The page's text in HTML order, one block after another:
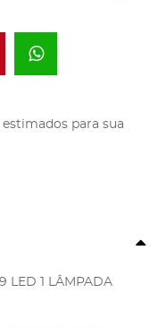
para sua
LED 1 LÂMPADA